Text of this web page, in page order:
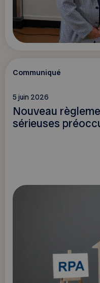
Communiqué
5 juin 2026
Nouveau
sérieuses